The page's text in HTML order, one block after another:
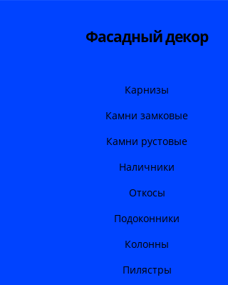
Фасадный декор
Карнизы
Камни замковые
Камни рустовые
Наличники
Откосы
Подоконники
Колонны
Пилястры